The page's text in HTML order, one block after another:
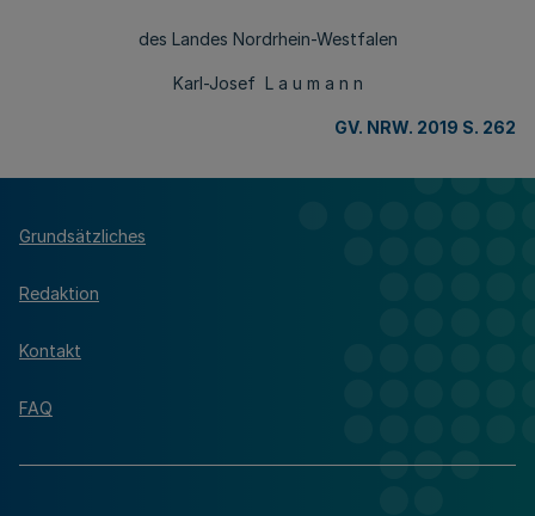
des Landes Nordrhein-Westfalen
Karl-Josef L a u m a n n
GV. NRW. 2019 S. 262
Grundsätzliches
Redaktion
Kontakt
FAQ